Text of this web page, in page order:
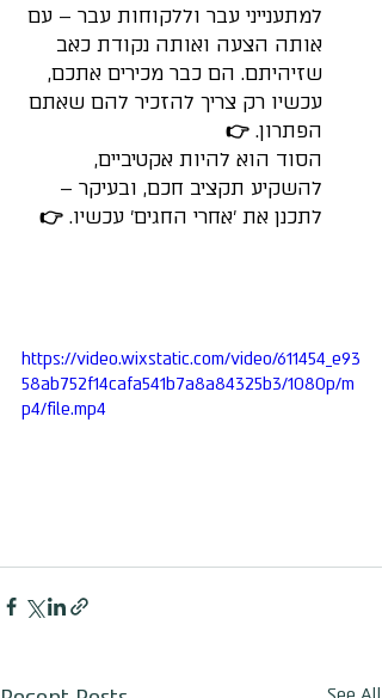
למתענייני עבר וללקוחות עבר – עם
אותה הצעה ואותה נקודת כאב
שזיהיתם. הם כבר מכירים אתכם,
עכשיו רק צריך להזכיר להם שאתם
הפתרון. 👉
הסוד הוא להיות אקטיביים,
להשקיע תקציב חכם, ובעיקר –
לתכנן את 'אחרי החגים' עכשיו. 👉
https://video.wixstatic.com/video/611454_e93
58ab752f14cafa541b7a8a84325b3/1080p/m
p4/file.mp4